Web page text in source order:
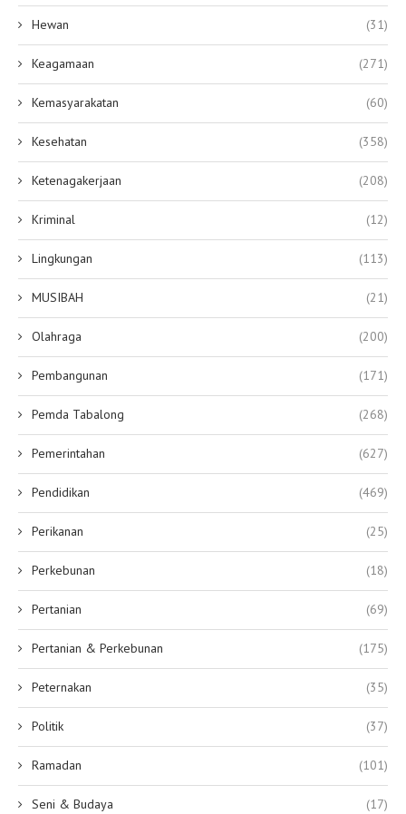
Hewan (31)
Keagamaan (271)
Kemasyarakatan (60)
Kesehatan (358)
Ketenagakerjaan (208)
Kriminal (12)
Lingkungan (113)
MUSIBAH (21)
Olahraga (200)
Pembangunan (171)
Pemda Tabalong (268)
Pemerintahan (627)
Pendidikan (469)
Perikanan (25)
Perkebunan (18)
Pertanian (69)
Pertanian & Perkebunan (175)
Peternakan (35)
Politik (37)
Ramadan (101)
Seni & Budaya (17)